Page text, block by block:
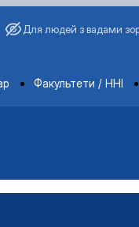
Для людей з вадами
Факультети / ННІ